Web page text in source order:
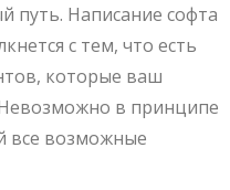
путь. Написание софта
с тем, что есть
которые ваш
в принципе
все возможные